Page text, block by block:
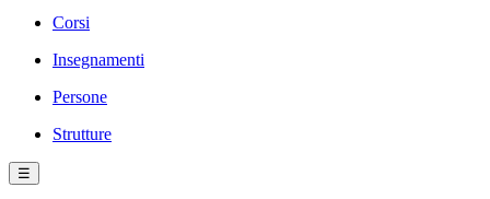
Corsi
Insegnamenti
Persone
Strutture
☰